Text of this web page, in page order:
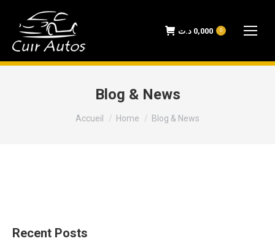
0,000 د.ت 0
Blog & News
Accueil Home Blog & News
Recent Posts